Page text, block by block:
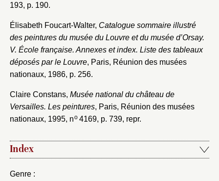
193, p. 190.
Élisabeth Foucart-Walter, Catalogue sommaire illustré
des peintures du musée du Louvre et du musée d’Orsay.
V. École française. Annexes et index. Liste des tableaux
déposés par le Louvre, Paris, Réunion des musées
nationaux, 1986, p. 256.
Claire Constans, Musée national du château de
Versailles. Les peintures, Paris, Réunion des musées
nationaux, 1995, no4169, p. 739, repr.
Index
Genre :